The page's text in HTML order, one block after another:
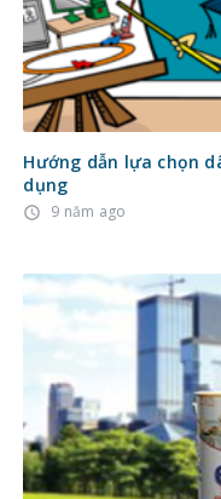
Hướng dẫn lựa chọn
dụng
access_time 9 năm ago